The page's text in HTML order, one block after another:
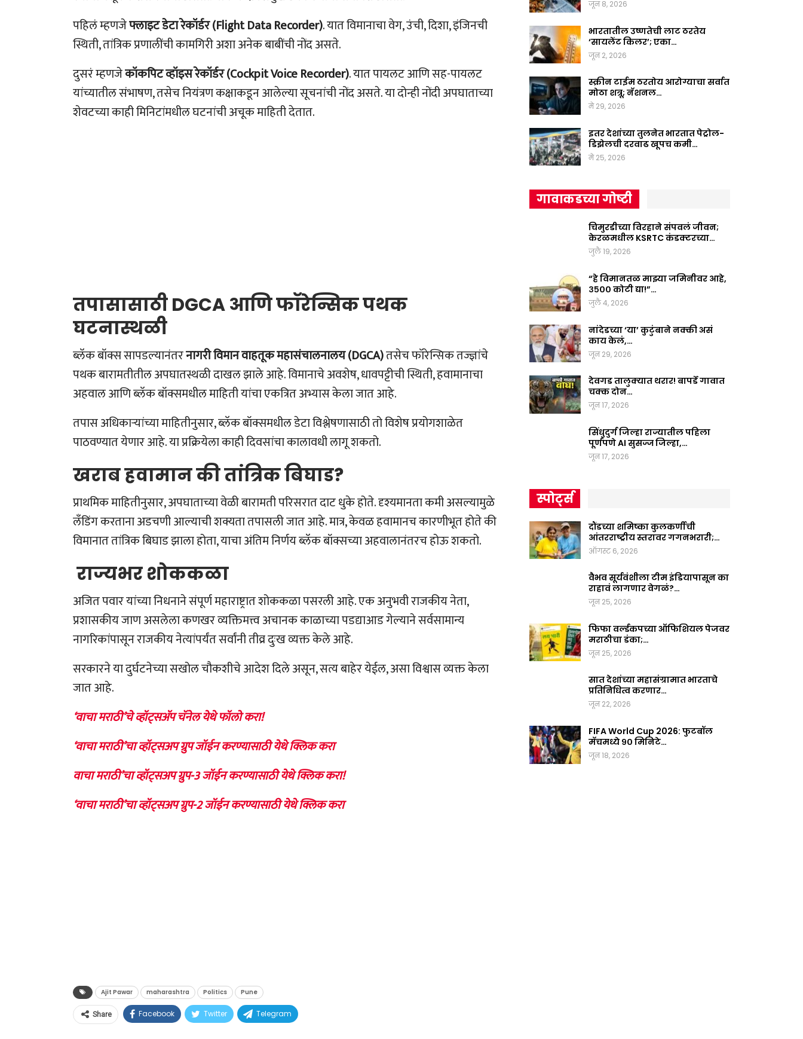
पहिलं म्हणजेफ्लाइट डेटा रेकॉर्डर (Flight Data Recorder). यात विमानाचा वेग, उंची, दिशा, इंजिनची
स्थिती, तांत्रिक प्रणालींची कामगिरी अशा अनेक बाबींची नोंद असते.
दुसरं म्हणजेकॉकपिट व्हॉइस रेकॉर्डर (Cockpit Voice Recorder). यात पायलट आणि सह-पायलट
यांच्यातील संभाषण, तसेच नियंत्रण कक्षाकडून आलेल्या सूचनांची नोंद असते. या दोन्ही नोंदी अपघाताच्या
शेवटच्या काही मिनिटांमधील घटनांची अचूक माहिती देतात.
तपासासाठीDGCA आणि फॉरेन्सिक पथक
घटनास्थळी
ब्लॅक बॉक्स सापडल्यानंतरनागरी विमान वाहतूक महासंचालनालय (DGCA)तसेच फॉरेन्सिक तज्ज्ञांचे
पथक बारामतीतील अपघातस्थळी दाखल झाले आहे. विमानाचे अवशेष, धावपट्टीची स्थिती, हवामानाचा
अहवाल आणि ब्लॅक बॉक्समधील माहिती यांचा एकत्रित अभ्यास केला जात आहे.
तपास अधिकाऱ्यांच्या माहितीनुसार, ब्लॅक बॉक्समधील डेटा विश्लेषणासाठी तो विशेष प्रयोगशाळेत
पाठवण्यात येणार आहे. या प्रक्रियेला काही दिवसांचा कालावधी लागू शकतो.
खराब हवामान की तांत्रिक बिघाड?
प्राथमिक माहितीनुसार, अपघाताच्या वेळी बारामती परिसरात दाट धुके होते. दृश्यमानता कमी असल्यामुळे
लँडिंग करताना अडचणी आल्याची शक्यता तपासली जात आहे. मात्र, केवळ हवामानच कारणीभूत होते की
विमानात तांत्रिक बिघाड झाला होता, याचा अंतिम निर्णय ब्लॅक बॉक्सच्या अहवालानंतरच होऊ शकतो.
राज्यभर शोककळा
अजित पवार यांच्या निधनाने संपूर्ण महाराष्ट्रात शोककळा पसरली आहे. एक अनुभवी राजकीय नेता,
प्रशासकीय जाण असलेला कणखर व्यक्तिमत्त्व अचानक काळाच्या पडद्याआड गेल्याने सर्वसामान्य
नागरिकांपासून राजकीय नेत्यांपर्यंत सर्वांनी तीव्र दुःख व्यक्त केले आहे.
सरकारने या दुर्घटनेच्या सखोल चौकशीचे आदेश दिले असून, सत्य बाहेर येईल, असा विश्वास व्यक्त केला
जात आहे.
‘वाचा मराठी’चे व्हॉट्सॲप चॅनेल येथे फॉलो करा!
‘वाचा मराठी’चा व्हॉट्सअप ग्रुप जॉईन करण्यासाठी येथे क्लिक करा
वाचा मराठी’चा व्हॉट्सअप ग्रुप-3 जॉईन करण्यासाठी येथे क्लिक करा!
‘वाचा मराठी’चा व्हॉट्सअप ग्रुप-2 जॉईन करण्यासाठी येथे क्लिक करा
Ajit Pawar maharashtra Politics Pune
Share Facebook Twitter Telegram
जून 8, 2026
भारतातील उष्णतेची लाट ठरतेय
‘सायलेंट किलर’; एका…
जून 2, 2026
स्क्रीन टाईम ठरतोय आरोग्याचा सर्वात
मोठा शत्रू; नॅशनल…
मे 29, 2026
इतर देशांच्या तुलनेत भारतात पेट्रोल-
डिझेलची दरवाढ खूपच कमी…
मे 25, 2026
गावाकडच्या गोष्टी
चिमुरडीच्या विरहाने संपवलं जीवन;
केरळमधील KSRTC कंडक्टरच्या…
जुलै 19, 2026
“हे विमानतळ माझ्या जमिनीवर आहे,
३५०० कोटी द्या!”…
जुलै 4, 2026
नांदेडच्या ‘या’ कुटुंबाने नक्की असं
काय केलं,…
जून 29, 2026
देवगड तालुक्यात थरार! बापर्डे गावात
चक्क दोन…
जून 17, 2026
सिंधुदुर्ग जिल्हा राज्यातील पहिला
पूर्णपणे AI सुसज्ज जिल्हा,…
जून 17, 2026
स्पोर्ट्स
दौंडच्या शमिष्का कुलकर्णीची
आंतरराष्ट्रीय स्तरावर गगनभरारी;…
ऑगस्ट 6, 2026
वैभव सूर्यवंशीला टीम इंडियापासून का
राहावं लागणार वेगळं?…
जून 25, 2026
फिफा वर्ल्डकपच्या ऑफिशियल पेजवर
मराठीचा डंका;…
जून 25, 2026
सात देशांच्या महासंग्रामात भारताचे
प्रतिनिधित्व करणार…
जून 22, 2026
FIFA World Cup 2026: फुटबॉल
मॅचमध्ये ९० मिनिटे…
जून 18, 2026